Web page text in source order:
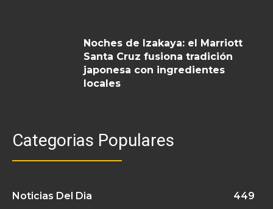
Noches de Izakaya: el Marriott
Santa Cruz fusiona tradición
japonesa con ingredientes
locales
Categorias Populares
Noticias Del Dia 449